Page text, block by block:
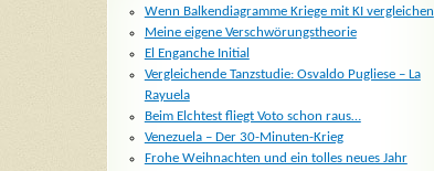
Wenn Balkendiagramme Kriege mit KI vergleichen
Meine eigene Verschwörungstheorie
El Enganche Initial
Vergleichende Tanzstudie: Osvaldo Pugliese – La
Rayuela
Beim Elchtest fliegt Voto schon raus…
Venezuela – Der 30-Minuten-Krieg
Frohe Weihnachten und ein tolles neues Jahr